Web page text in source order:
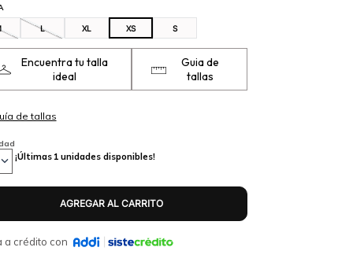
L XL XS S
Encuentra tu talla
ideal
Guia de
tallas
¡Últimas 1 unidades disponibles!
a crédito con